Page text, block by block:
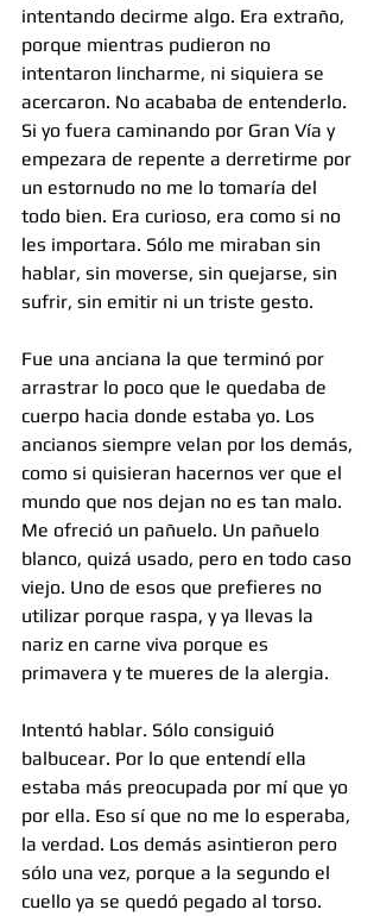
intentando decirme algo. Era extraño,
porque mientras pudieron no
intentaron lincharme, ni siquiera se
acercaron. No acababa de entenderlo.
Si yo fuera caminando por Gran Vía y
empezara de repente a derretirme por
un estornudo no me lo tomaría del
todo bien. Era curioso, era como si no
les importara. Sólo me miraban sin
hablar, sin moverse, sin quejarse, sin
sufrir, sin emitir ni un triste gesto.
Fue una anciana la que terminó por
arrastrar lo poco que le quedaba de
cuerpo hacia donde estaba yo. Los
ancianos siempre velan por los demás,
como si quisieran hacernos ver que el
mundo que nos dejan no es tan malo.
Me ofreció un pañuelo. Un pañuelo
blanco, quizá usado, pero en todo caso
viejo. Uno de esos que prefieres no
utilizar porque raspa, y ya llevas la
nariz en carne viva porque es
primavera y te mueres de la alergia.
Intentó hablar. Sólo consiguió
balbucear. Por lo que entendí ella
estaba más preocupada por mí que yo
por ella. Eso sí que no me lo esperaba,
la verdad. Los demás asintieron pero
sólo una vez, porque a la segundo el
cuello ya se quedó pegado al torso.